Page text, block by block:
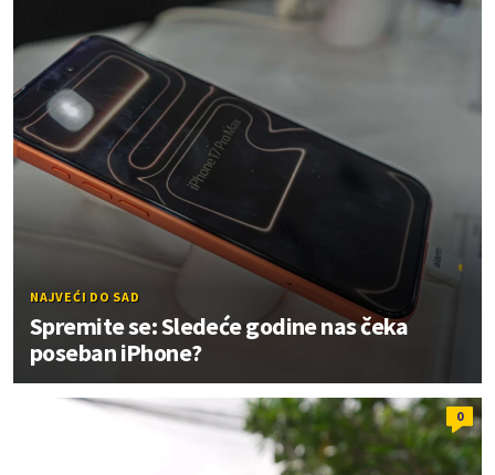
NAJVEĆI DO SAD
Spremite se: Sledeće godine nas čeka
poseban iPhone?
0